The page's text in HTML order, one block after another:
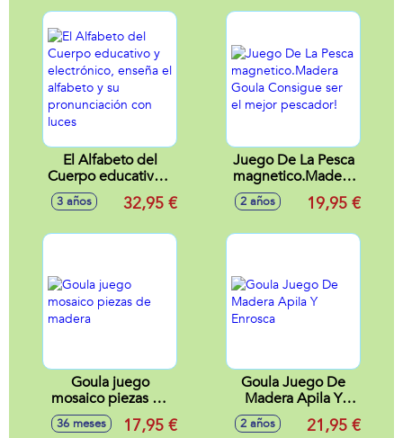
El Alfabeto del
Cuerpo educativo y
electrónico, enseña
el alfabeto y su
3 años 32,95 €
Juego De La Pesca
magnetico.Madera
Goula Consigue ser
el mejor pescador!
2 años 19,95 €
Goula juego
mosaico piezas de
madera
36 meses 17,95 €
Goula Juego De
Madera Apila Y
Enrosca
2 años 21,95 €